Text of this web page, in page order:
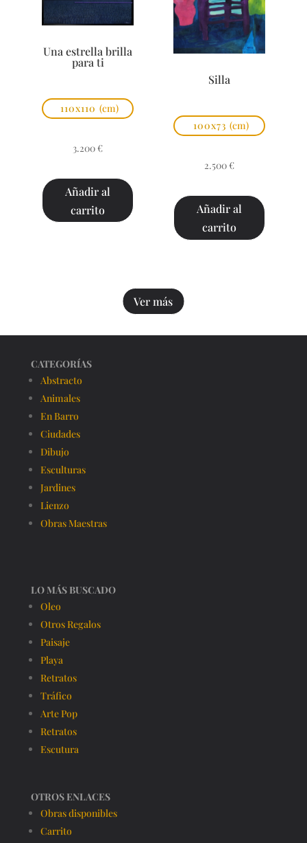
Una estrella brilla
para ti
110x110 (cm)
3.200 €
Añadir al
carrito
Silla
100x73 (cm)
2.500 €
Añadir al
carrito
Ver más
CATEGORÍAS
Abstracto
Animales
En Barro
Ciudades
Dibujo
Esculturas
Jardines
Lienzo
Obras Maestras
LO MÁS BUSCADO
Oleo
Otros Regalos
Paisaje
Playa
Retratos
Tráfico
Arte Pop
Retratos
Escutura
OTROS ENLACES
Obras disponibles
Carrito